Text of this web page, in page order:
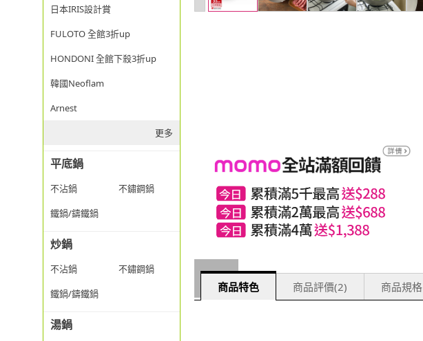
日本IRIS設計賞
FULOTO 全館3折up
HONDONI 全館下殺3折up
韓國Neoflam
Arnest
更多
平底鍋
不沾鍋
不鏽鋼鍋
鐵鍋/鑄鐵鍋
炒鍋
不沾鍋
不鏽鋼鍋
鐵鍋/鑄鐵鍋
湯鍋
商品特色 商品評價(2) 商品規格